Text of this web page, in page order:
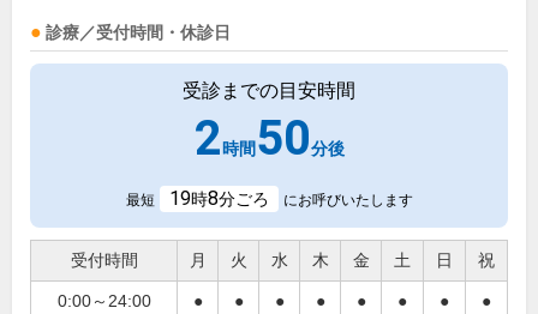
診療／受付時間・休診日
受診までの目安時間
2時間50分後
最短 19時8分ごろ にお呼びいたします
受付時間 月 火 水 木 金 土 日 祝
0:00～24:00 ● ● ● ● ● ● ● ●